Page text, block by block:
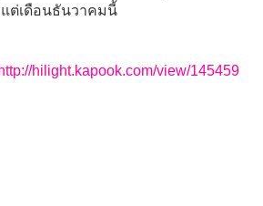
ต่เดือนธันวาคมนี้
http://hilight.kapook.com/view/145459